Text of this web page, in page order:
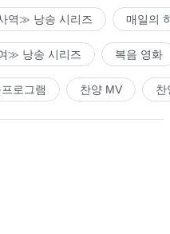
역≫ 낭송 시리즈 매일의
≫ 낭송 시리즈 복음 영화
로그램 찬양 MV 찬